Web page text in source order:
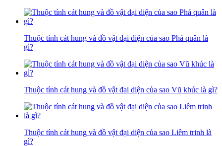
Thuộc tính cát hung và đồ vật đại diện của sao Phá quân là
gì?
Thuộc tính cát hung và đồ vật đại diện của sao Vũ khúc là gì?
Thuộc tính cát hung và đồ vật đại diện của sao Liêm trinh là
gì?